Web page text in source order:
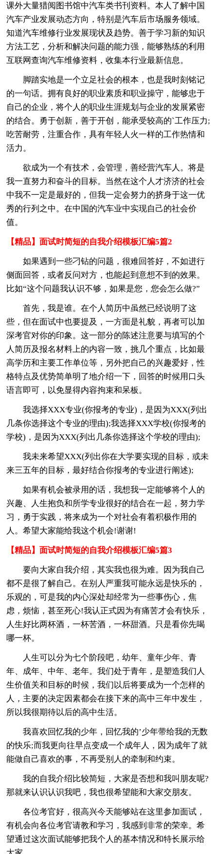
课外大量猎阅图书馆中汽车类书刊资料。本人了解中国
汽车产业发展动态方向，特别是汽车后市场服务领域。
知道汽车维修行业发展现状及趋势。善于学习新的知识
方法工艺，分析和解决问题的能力强，能够熟练的利用
互联网查询汽车维修资料，收集本行业最新信息。
脚踏实地是一个立足社会的根本，也是我时刻铭记
的一句话。拥有良好的职业素质和职业操守，能够忠于
自己的企业，将个人的职业生涯规划与企业的发展紧密
的结合。勇于创新，善于开创，能承受较高的`工作压力;
吃苦耐劳，注重合作，具有年轻人火一样的工作热情和
活力。
欲成为一个有技术，会管理，善经营汽车人。将是
我一直努力和奋斗的目标。当然在这个人才济济的社会
中我不一定是最好的，但我一定会努力的挤身于这一优
秀的行列之中。在中国的汽车业中实现自己的社会价
值。
【精品】面试时简短的自我介绍模板汇编5篇2
如果遇到一些刁钻的问题，很难回答好，不如进行
侧面回答，或者反问对方，也能起到意想不到的效果。
比如“这个问题我认识不够，如果是您，您会怎么做?”
首先，我是谁。在个人简历中虽然已经说明了这
些，但在面试中也要提及，一方面是礼貌，再者可以加
深考官对你的印象。这一部分的陈述注意要与填写的个
人简历及报名材料上的内容一致，挑几个重点，比如最
高学历和主要工作单位等，另外把自己的兴趣爱好，性
格特点及优势简单明了地介绍一下，回答的时候用口头
语言即可，以免显得内容拘束和呆板。
我选择XXX专业(你报考的专业)，是因为XXX(列出
几条你选择这个专业的理由);我选择XXX学校(你报考的
学校)，是因为XXX(列出几条你选择这个学校的理由);
我未来希望XXX(列出你在大学要实现的目标，或未
来三五年的目标，最好结合你报考的专业进行阐述);
如果有机会被录用的话，我想我一定能够将个人的
兴趣、人生抱负和所学专业很好的结合在一起，努力学
习，勇于实践，将来成为一个对社会有着积极作用的
人。希望大家能给我这个机会!谢谢!
【精品】面试时简短的自我介绍模板汇编5篇3
要向大家自我介绍，其实我也很为难。因为我自己
都不是很了解自己。在别人严重我可能永远是快乐的，
乐观的，可是我的内心深处却经常为一些事伤心，焦
虑，烦恼，甚至死心!我认正式因为有痛苦才会有快乐，
人生好比两杯酒，一杯苦酒，一杯甜酒。只是看你先喝
哪一杯。
人生可以分为七个阶段吧，幼年、童年少年、青
年、成年、中年、老年。我们处于青年，是塑造我们人
生价值关和目标的时候，我们以后将要成为一个怎样的
人，主要的决定因素都会在接下来的高中三年中发生，
所以我很期待以后的高中生活。
我喜欢回忆我的少年，回忆我的’少年带给我的无数
的快乐;而我更向往早点变成一个成年人，因为成年了就
能做自己喜欢的事，不再受别人的牵制和约束。
我的自我介绍比较简短，大家是否想和我叫朋友呢?
那就来认识认识我吧，我也很希望能和大家交朋友。
各位考官好，很高兴今天能够站在这里参加面试，
有机会向各位考官请教和学习，我感到非常的荣幸。希
望通过这次面试能够把我个人的基本情况和特长展示给